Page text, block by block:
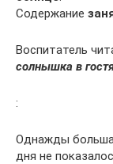
Содержание
Воспитатель
солнышка в
:
Однажды
дня не